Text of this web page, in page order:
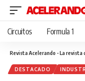
Circuitos Formula 1
Revista Acelerando - La
DESTACADO